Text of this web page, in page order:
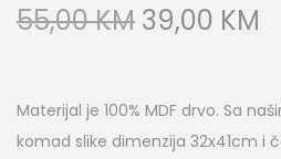
55,00KM 39,00 KM
Materijal je 100% MDF drvo. Sa
komad slike dimenzija 32x41cm i